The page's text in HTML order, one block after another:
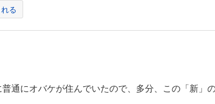
る
通にオバケが住んでいたので、多分、この「新」